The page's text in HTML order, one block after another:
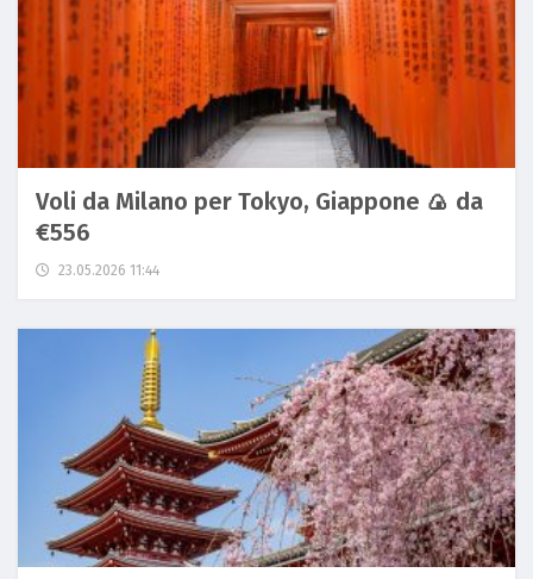
Voli da Milano per Tokyo, Giappone 🍙 da
€556
23.05.2026 11:44